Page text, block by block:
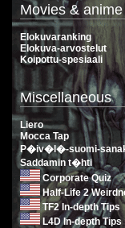
Movies & anime
Elokuvaranking
Elokuva-arvostelut
Koipottu-spesiaali
Miscellaneous
Liero
Mocca Tap
P�iv�l�-suomi-
Saddamin t�hti
Corporate Quiz
Half-Life 2
TF2 In-depth Tips
L4D In-depth Tips